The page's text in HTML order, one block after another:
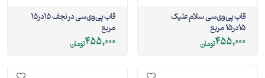
قاب پی‌وی‌سی سلام علیک
15در15 مربع
455,000تومان
قاب پی‌وی‌سی در نجف 15در15
مربع
455,000تومان